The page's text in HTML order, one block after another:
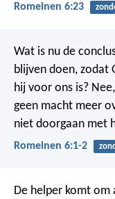
Romeinen 6:23
Wat is nu de
blijven doen, zodat
hij voor ons is?
geen macht meer
niet doorgaan met
Romeinen 6:1-2
De helper komt om